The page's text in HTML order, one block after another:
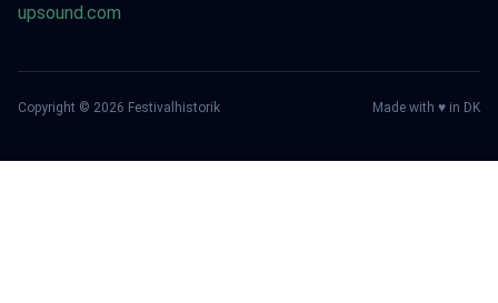
upsound.com
Copyright © 2026 Festivalhistorik Made with ♥ in DK